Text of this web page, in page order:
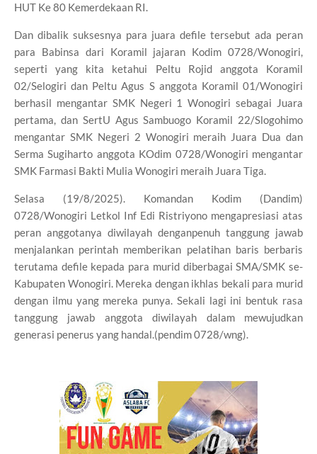
HUT Ke 80 Kemerdekaan RI.
Dan dibalik suksesnya para juara defile tersebut ada peran
para Babinsa dari Koramil jajaran Kodim 0728/Wonogiri,
seperti yang kita ketahui Peltu Rojid anggota Koramil
02/Selogiri dan Peltu Agus S anggota Koramil 01/Wonogiri
berhasil mengantar SMK Negeri 1 Wonogiri sebagai Juara
pertama, dan SertU Agus Sambuogo Koramil 22/Slogohimo
mengantar SMK Negeri 2 Wonogiri meraih Juara Dua dan
Serma Sugiharto anggota KOdim 0728/Wonogiri mengantar
SMK Farmasi Bakti Mulia Wonogiri meraih Juara Tiga.
Selasa (19/8/2025). Komandan Kodim (Dandim)
0728/Wonogiri Letkol Inf Edi Ristriyono mengapresiasi atas
peran anggotanya diwilayah denganpenuh tanggung jawab
menjalankan perintah memberikan pelatihan baris berbaris
terutama defile kepada para murid diberbagai SMA/SMK se-
Kabupaten Wonogiri. Mereka dengan ikhlas bekali para murid
dengan ilmu yang mereka punya. Sekali lagi ini bentuk rasa
tanggung jawab anggota diwilayah dalam mewujudkan
generasi penerus yang handal.(pendim 0728/wng).